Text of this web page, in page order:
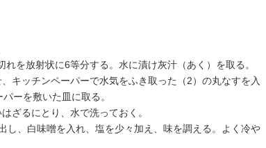
を放射状に6等分する。水に漬け灰汁（あく）を取る。
キッチンペーパーで水気をふき取った（2）の丸なすを入
ーを敷いた皿に取る。
ざるにとり、水で洗っておく。
し、白味噌を入れ、塩を少々加え、味を調える。よく冷や